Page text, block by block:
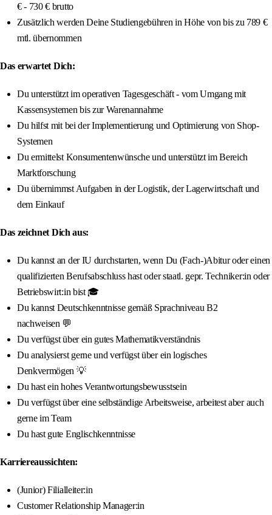
€ - 730 € brutto
Zusätzlich werden Deine Studiengebühren in Höhe von bis zu 789 €
mtl. übernommen
Das erwartet Dich:
Du unterstützt im operativen Tagesgeschäft - vom Umgang mit
Kassensystemen bis zur Warenannahme
Du hilfst mit bei der Implementierung und Optimierung von Shop-
Systemen
Du ermittelst Konsumentenwünsche und unterstützt im Bereich
Marktforschung
Du übernimmst Aufgaben in der Logistik, der Lagerwirtschaft und
dem Einkauf
Das zeichnet Dich aus:
Du kannst an der IU durchstarten, wenn Du (Fach-)Abitur oder einen
qualifizierten Berufsabschluss hast oder staatl. gepr. Techniker:in oder
Betriebswirt:in bist 🎓
Du kannst Deutschkenntnisse gemäß Sprachniveau B2
nachweisen 💬
Du verfügst über ein gutes Mathematikverständnis
Du analysierst gerne und verfügst über ein logisches
Denkvermögen 💡
Du hast ein hohes Verantwortungsbewusstsein
Du verfügst über eine selbständige Arbeitsweise, arbeitest aber auch
gerne im Team
Du hast gute Englischkenntnisse
Karriereaussichten:
(Junior) Filialleiter:in
Customer Relationship Manager:in